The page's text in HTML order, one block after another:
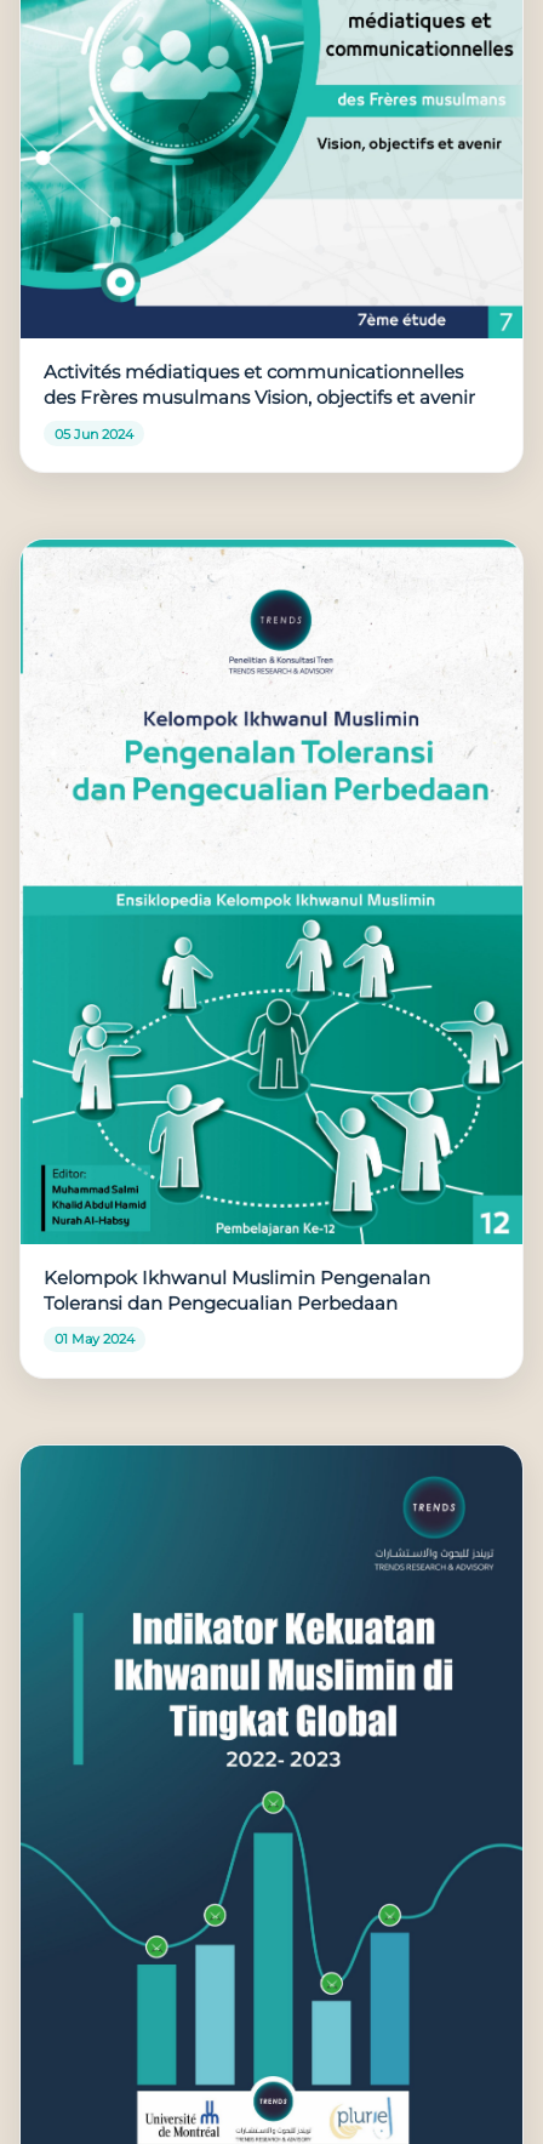
Activités médiatiques et communicationnelles
des Frères musulmans Vision, objectifs et avenir
05 Jun 2024
Kelompok Ikhwanul Muslimin Pengenalan
Toleransi dan Pengecualian Perbedaan
01 May 2024